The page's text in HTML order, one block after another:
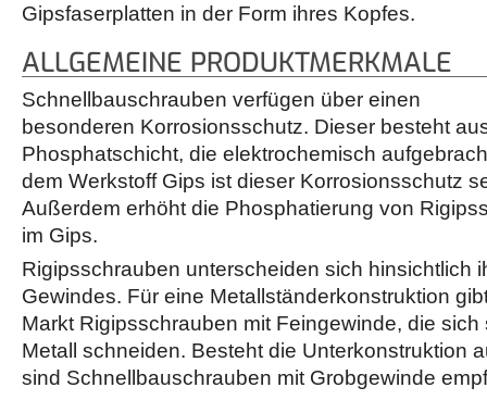
Gipsfaserplatten in der Form ihres Kopfes.
ALLGEMEINE PRODUKTMERKMALE
Schnellbauschrauben verfügen über einen
besonderen Korrosionsschutz. Dieser besteht
Phosphatschicht, die elektrochemisch
dem Werkstoff Gips ist dieser Korrosionsschutz
Außerdem erhöht die Phosphatierung von
im Gips.
Rigipsschrauben unterscheiden sich hinsichtlich
Gewindes. Für eine Metallständerkonstruktion
Markt Rigipsschrauben mit Feingewinde, die
Metall schneiden. Besteht die Unterkonstruktion
sind Schnellbauschrauben mit Grobgewinde